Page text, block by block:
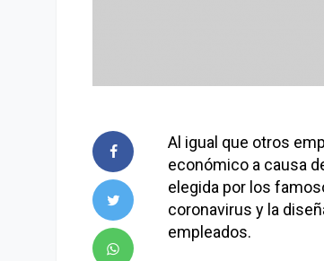
Al igual que otros
económico a causa
elegida por los
coronavirus y la
empleados.